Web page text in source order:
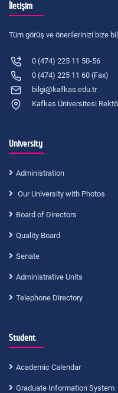
İletişim
Tüm görüş ve önerilerinizi bize
0 (474) 225 11 50-56
0 (474) 225 11 60 (Fax)
bilgi@kafkas.edu.tr
Kafkas Üniversitesi
University
Administration
Our University with Photos
Board of Directors
Quality Board
Senate
Administrative Units
Telephone Directory
Student
Academic Calendar
Graduate Information System